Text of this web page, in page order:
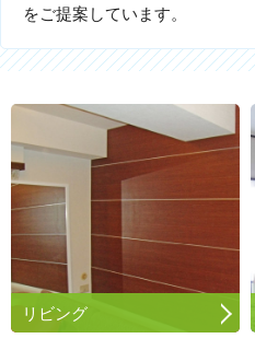
をご提案しています。
リビング